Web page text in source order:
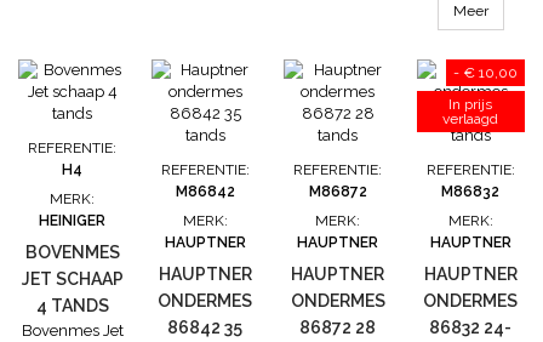
multifunctionele
kam.
Meer
REFERENTIE:
H4
MERK:
HEINIGER
BOVENMES
JET SCHAAP
4 TANDS
Bovenmes Jet
REFERENTIE:
M86842
MERK:
HAUPTNER
HAUPTNER
ONDERMES
86842 35
REFERENTIE:
M86872
MERK:
HAUPTNER
HAUPTNER
ONDERMES
86872 28
- € 10,00
In prijs
verlaagd
REFERENTIE:
M86832
MERK:
HAUPTNER
HAUPTNER
ONDERMES
86832 24-